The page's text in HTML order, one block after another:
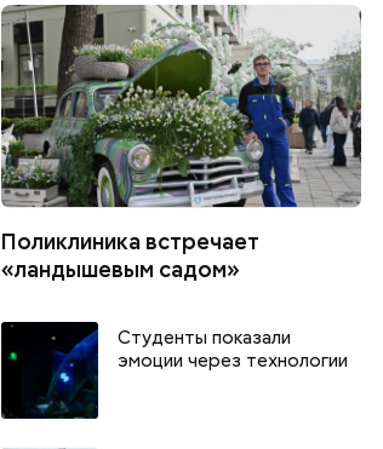
Поликлиника встречает
«ландышевым садом»
Студенты показали
эмоции через технологии